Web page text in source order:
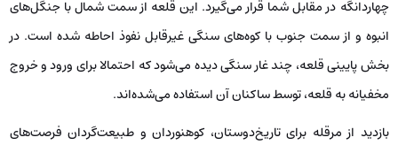
چهاردانگه در مقابل شما قرار می‌گیرد. این قلعه از سمت شمال با جنگل‌های
انبوه و از سمت جنوب با کوه‌های سنگی غیرقابل نفوذ احاطه شده است. در
بخش پایینی قلعه، چند غار سنگی دیده می‌شود که احتمالا برای ورود و خروج
مخفیانه به قلعه، توسط ساکنان آن استفاده می‌شده‌اند.
بازدید از مرقله برای تاریخ‌دوستان، کوهنوردان و طبیعت‌گردان فرصت‌های